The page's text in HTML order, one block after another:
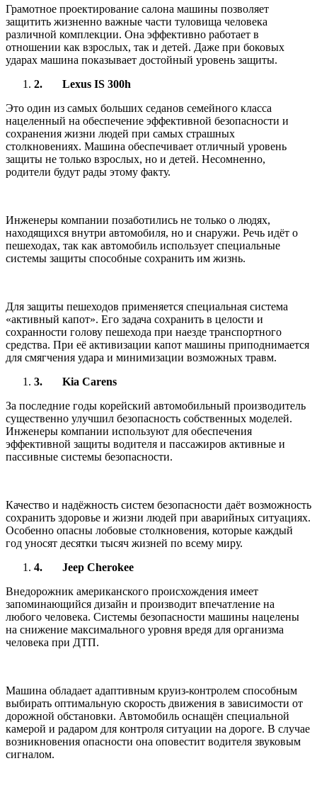
Грамотное проектирование салона машины позволяет
защитить жизненно важные части туловища человека
различной комплекции. Она эффективно работает в
отношении как взрослых, так и детей. Даже при боковых
ударах машина показывает достойный уровень защиты.
2. Lexus IS 300h
Это один из самых больших седанов семейного класса
нацеленный на обеспечение эффективной безопасности и
сохранения жизни людей при самых страшных
столкновениях. Машина обеспечивает отличный уровень
защиты не только взрослых, но и детей. Несомненно,
родители будут рады этому факту.
Инженеры компании позаботились не только о людях,
находящихся внутри автомобиля, но и снаружи. Речь идёт о
пешеходах, так как автомобиль использует специальные
системы защиты способные сохранить им жизнь.
Для защиты пешеходов применяется специальная система
«активный капот». Его задача сохранить в целости и
сохранности голову пешехода при наезде транспортного
средства. При её активизации капот машины приподнимается
для смягчения удара и минимизации возможных травм.
3. Kia Carens
За последние годы корейский автомобильный производитель
существенно улучшил безопасность собственных моделей.
Инженеры компании используют для обеспечения
эффективной защиты водителя и пассажиров активные и
пассивные системы безопасности.
Качество и надёжность систем безопасности даёт возможность
сохранить здоровье и жизни людей при аварийных ситуациях.
Особенно опасны лобовые столкновения, которые каждый
год уносят десятки тысяч жизней по всему миру.
4. Jeep Cherokee
Внедорожник американского происхождения имеет
запоминающийся дизайн и производит впечатление на
любого человека. Системы безопасности машины нацелены
на снижение максимального уровня вредя для организма
человека при ДТП.
Машина обладает адаптивным круиз-контролем способным
выбирать оптимальную скорость движения в зависимости от
дорожной обстановки. Автомобиль оснащён специальной
камерой и радаром для контроля ситуации на дороге. В случае
возникновения опасности она оповестит водителя звуковым
сигналом.